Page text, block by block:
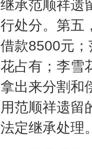
继承范顺祥遗
行处分。第五
借款8500元
花占有；李雪
拿出来分割和
用范顺祥遗留
法定继承处理